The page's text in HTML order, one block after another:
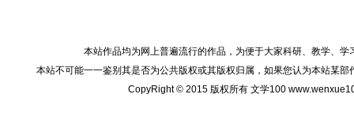
本站作品均为网上普遍流行的作品，为便于大家科研、教学、
本站不可能一一鉴别其是否为公共版权或其版权归属，如果您认为本站某
CopyRight © 2015 版权所有 文学100